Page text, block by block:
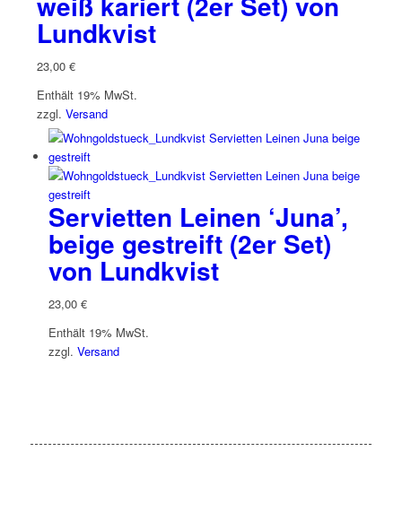
Lundkvist
23,00 €
Enthält 19% MwSt.
zzgl. Versand
Servietten Leinen ‘Juna’,
beige gestreift (2er Set)
von Lundkvist
23,00 €
Enthält 19% MwSt.
zzgl. Versand